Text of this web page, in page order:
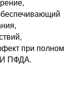
при полном
ПФДА.